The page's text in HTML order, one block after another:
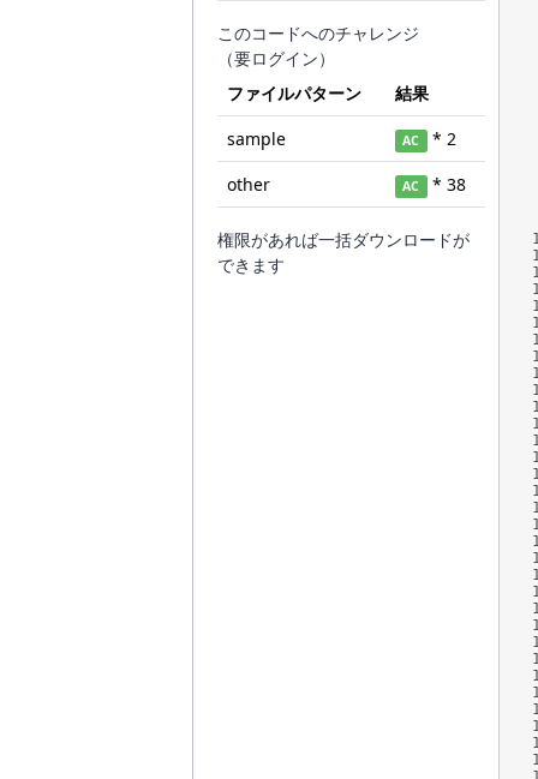
このコードへのチャレンジ
（要ログイン）
ファイルパターン
結果
sample
AC * 2
other
AC * 38
権限があれば一括ダウンロードが
できます